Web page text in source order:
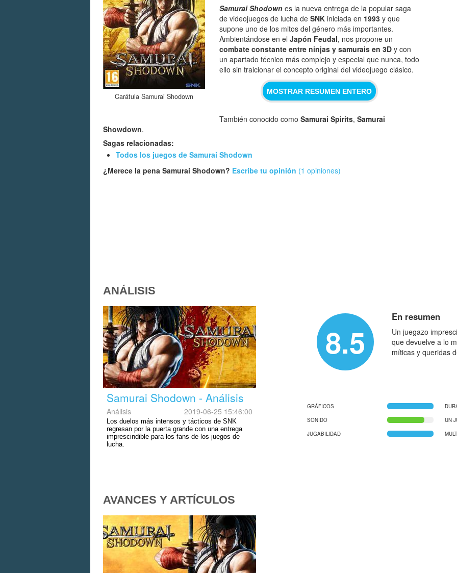
Carátula Samurai Shodown
Samurai Shodown es la nueva entrega de la popular saga
de videojuegos de lucha de SNK iniciada en 1993 y que
supone uno de los mitos del género más importantes.
Ambientándose en el Japón Feudal, nos propone un
combate constante entre ninjas y samurais en 3D y con
un apartado técnico más complejo y especial que nunca, todo
ello sin traicionar el concepto original del videojuego clásico.
MOSTRAR RESUMEN ENTERO
También conocido como Samurai Spirits, Samurai
Showdown.
Sagas relacionadas:
Todos los juegos de Samurai Shodown
¿Merece la pena Samurai Shodown? Escribe tu opinión (1 opiniones)
ANÁLISIS
Samurai Shodown - Análisis
Análisis 2019-06-25 15:46:00
Los duelos más intensos y tácticos de SNK
regresan por la puerta grande con una entrega
imprescindible para los fans de los juegos de
lucha.
8.5
En resumen
Un juegazo
que devuelve a lo
míticas y queridas
GRÁFICOS
SONIDO
UN
JUGABILIDAD
AVANCES Y ARTÍCULOS